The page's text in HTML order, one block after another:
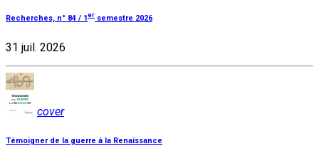
Recherches, n° 84 / 1 er semestre 2026
31 juil. 2026
cover
Témoigner de la guerre à la Renaissance